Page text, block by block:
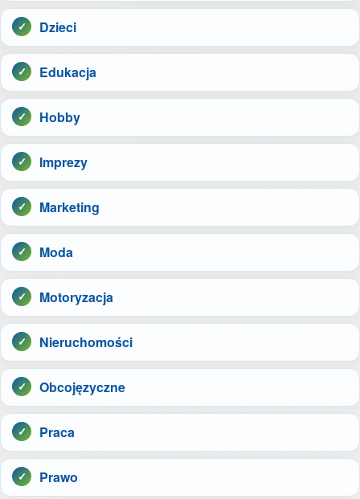
Dzieci
Edukacja
Hobby
Imprezy
Marketing
Moda
Motoryzacja
Nieruchomości
Obcojęzyczne
Praca
Prawo